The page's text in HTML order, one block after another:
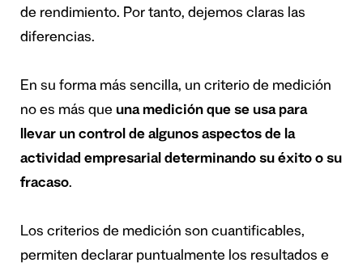
de rendimiento. Por tanto, dejemos claras las
diferencias.
En su forma más sencilla, un criterio de medición
no es más que una medición que se usa para
llevar un control de algunos aspectos de la
actividad empresarial determinando su éxito o su
fracaso.
Los criterios de medición son cuantificables,
permiten declarar puntualmente los resultados e